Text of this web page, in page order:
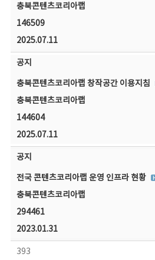
충북콘텐츠코리아랩
146509
2025.07.11
공지
충북콘텐츠코리아랩 창작공간 이용지침
충북콘텐츠코리아랩
144604
2025.07.11
공지
전국 콘텐츠코리아랩 운영 인프라 현황
충북콘텐츠코리아랩
294461
2023.01.31
393